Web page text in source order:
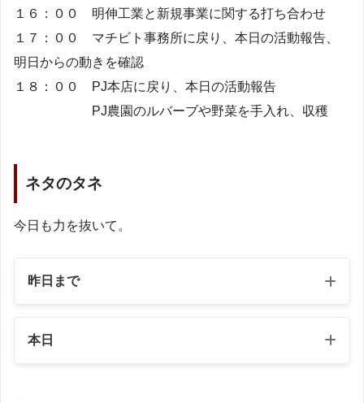
１６：００ 明伸工業と新規事業に関する打ち合わせ
１７：００ マチビト事務所に戻り、本日の活動報告、
明日からの動きを確認
１８：００ PJ本店に戻り、本日の活動報告
PJ農園のルバーブや野菜を手入れ、収穫
ネタのタネ
今日も力を抜いて。
昨日まで
本日